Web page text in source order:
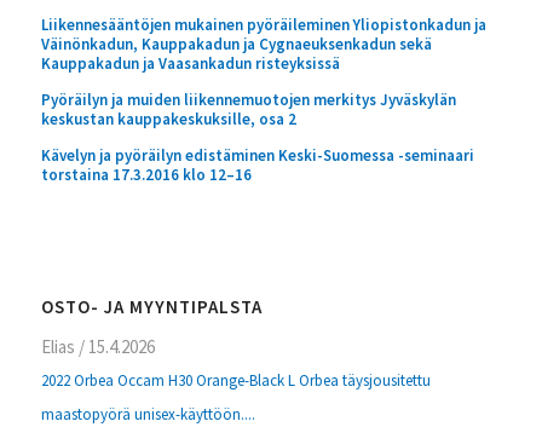
Liikennesääntöjen mukainen pyöräileminen Yliopistonkadun ja
Väinönkadun, Kauppakadun ja Cygnaeuksenkadun sekä
Kauppakadun ja Vaasankadun risteyksissä
Pyöräilyn ja muiden liikennemuotojen merkitys Jyväskylän
keskustan kauppakeskuksille, osa 2
Kävelyn ja pyöräilyn edistäminen Keski-Suomessa -seminaari
torstaina 17.3.2016 klo 12–16
OSTO- JA MYYNTIPALSTA
Elias / 15.4.2026
2022 Orbea Occam H30 Orange-Black L Orbea täysjousitettu
maastopyörä unisex-käyttöön....